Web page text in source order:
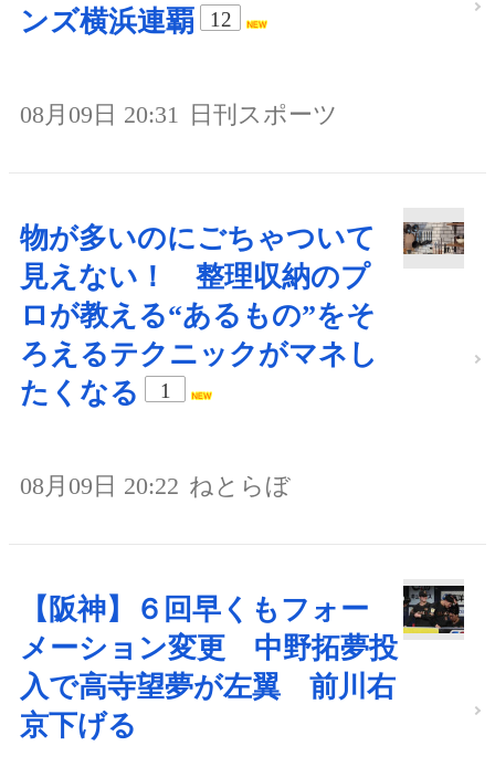
ンズ横浜連覇
12
08月09日 20:31 日刊スポーツ
物が多いのにごちゃついて
見えない！ 整理収納のプ
ロが教える“あるもの”をそ
ろえるテクニックがマネし
たくなる
1
08月09日 20:22 ねとらぼ
【阪神】６回早くもフォー
メーション変更 中野拓夢投
入で高寺望夢が左翼 前川右
京下げる